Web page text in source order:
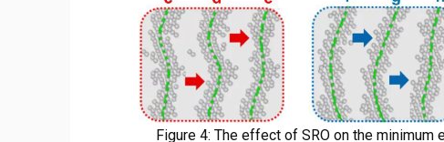
Figure 4: The effect of SRO on the